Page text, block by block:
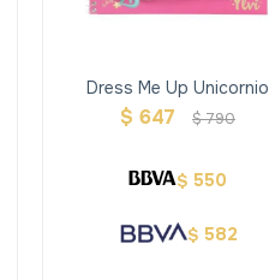
Dress Me Up Unicornio
$ 647 $790
$ 550
$ 582